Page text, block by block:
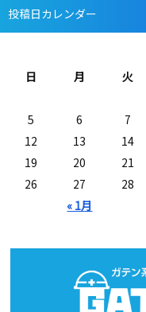
投稿日カレンダー
日
月 火
« 1月
5
6 7
12
13 14
19
20 21
26
27 28